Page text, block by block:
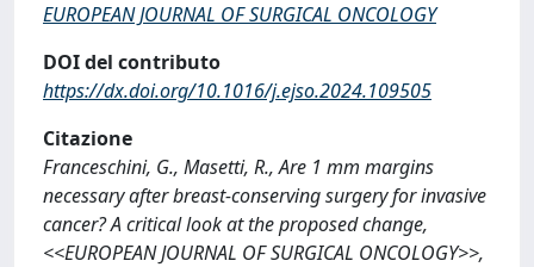
EUROPEAN JOURNAL OF SURGICAL ONCOLOGY
DOI del contributo
https://dx.doi.org/10.1016/j.ejso.2024.109505
Citazione
Franceschini, G., Masetti, R., Are 1 mm margins
necessary after breast-conserving surgery for invasive
cancer? A critical look at the proposed change,
<<EUROPEAN JOURNAL OF SURGICAL ONCOLOGY>>,